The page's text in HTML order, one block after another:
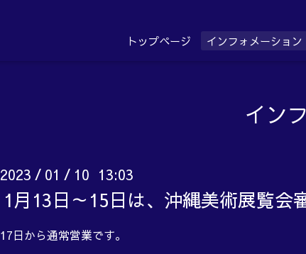
トップページ インフォメーション
イン
2023 / 01 / 10 13:03
1月13日～15日は、沖縄美術展覧会
17日から通常営業です。